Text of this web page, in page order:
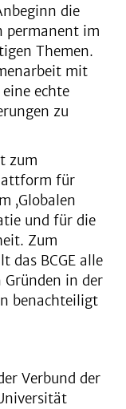
die
permanent im
Themen.
mit
echte
zu
zum
für
‚Globalen
und für die
Zum
das BCGE alle
Gründen in der
benachteiligt
Verbund der